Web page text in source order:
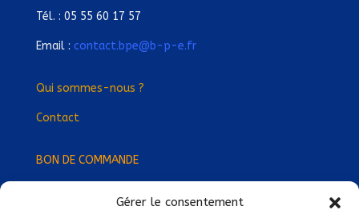
Gérer le consentement
Tél. : 05 55 60 17 57
Email : contact.bpe@b-p-e.fr
Qui sommes-nous ?
Contact
BON DE COMMANDE
Devenez Délégué·e Régional·e !